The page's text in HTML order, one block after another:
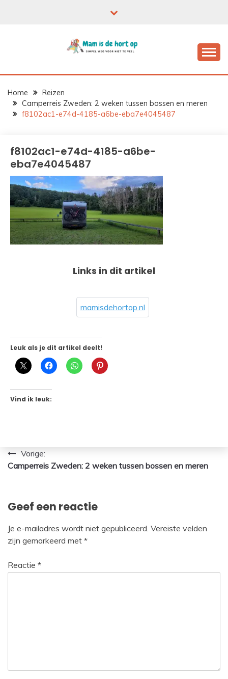
Home
Reizen
Camperreis Zweden: 2 weken tussen bossen en meren
f8102ac1-e74d-4185-a6be-eba7e4045487
f8102ac1-e74d-4185-a6be-
eba7e4045487
Links in dit artikel
mamisdehortop.nl
Leuk als je dit artikel deelt!
Vind ik leuk:
Bericht
navigatie
Vorige:
Camperreis Zweden: 2 weken tussen bossen en meren
Geef een reactie
Je e-mailadres wordt niet gepubliceerd. Vereiste velden
zijn gemarkeerd met *
Reactie *